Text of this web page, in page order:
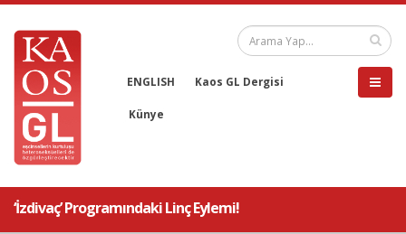
ENGLISH Kaos GL Dergisi
Künye
‘İzdivaç’ Programındaki Linç Eylemi!